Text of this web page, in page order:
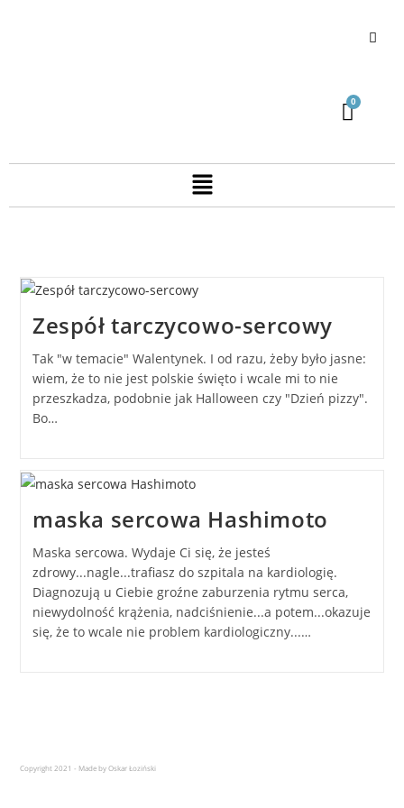
Zespół tarczycowo-sercowy
Tak "w temacie" Walentynek. I od razu, żeby było jasne:
wiem, że to nie jest polskie święto i wcale mi to nie
przeszkadza, podobnie jak Halloween czy "Dzień pizzy".
Bo…
maska sercowa Hashimoto
Maska sercowa. Wydaje Ci się, że jesteś
zdrowy...nagle...trafiasz do szpitala na kardiologię.
Diagnozują u Ciebie groźne zaburzenia rytmu serca,
niewydolność krążenia, nadciśnienie...a potem...okazuje
się, że to wcale nie problem kardiologiczny...…
Copyright 2021 - Made by Oskar Łoziński